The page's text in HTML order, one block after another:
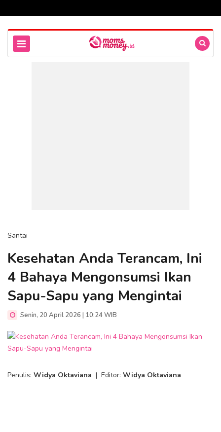
Santai
Kesehatan Anda Terancam, Ini
4 Bahaya Mengonsumsi Ikan
Sapu-Sapu yang Mengintai
Senin, 20 April 2026 | 10:24 WIB
Penulis: Widya Oktaviana | Editor: Widya Oktaviana